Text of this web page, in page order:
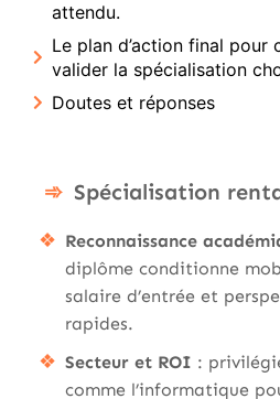
attendu.
Le plan d’action final pour
valider la spécialisation
Doutes et réponses
Spécialisation
Reconnaissance
diplôme conditionne
salaire d’entrée et
rapides.
Secteur et ROI :
comme l’informatique